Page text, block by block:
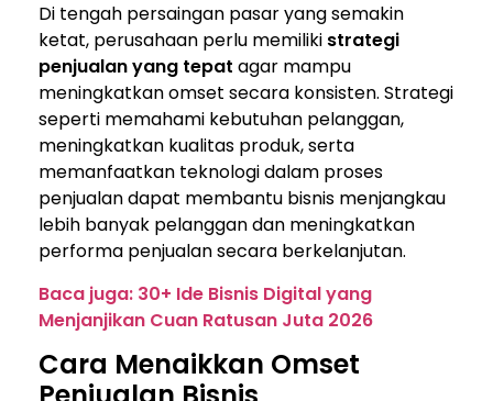
Di tengah persaingan pasar yang semakin
ketat, perusahaan perlu memiliki strategi
penjualan yang tepat agar mampu
meningkatkan omset secara konsisten. Strategi
seperti memahami kebutuhan pelanggan,
meningkatkan kualitas produk, serta
memanfaatkan teknologi dalam proses
penjualan dapat membantu bisnis menjangkau
lebih banyak pelanggan dan meningkatkan
performa penjualan secara berkelanjutan.
Baca juga: 30+ Ide Bisnis Digital yang
Menjanjikan Cuan Ratusan Juta 2026
Cara Menaikkan Omset